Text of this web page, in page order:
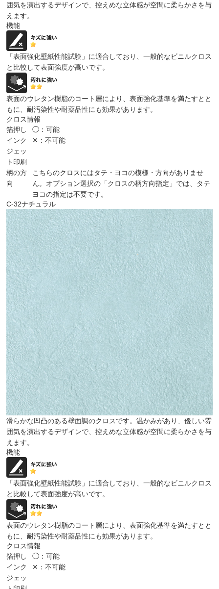
囲気を演出するデザインで、控えめな立体感が空間に柔らかさを与
えます。
機能
「表面強化壁紙性能試験」に適合しており、一般的なビニルクロス
と比較して表面強度が高いです。
表面のウレタン樹脂のコート層により、表面強化基準を満たすとと
もに、耐汚染性や耐薬品性にも効果があります。
クロス情報
箔押し
◯：可能
インク
ジェッ
ト印刷
✕：不可能
柄の方
向
こちらのクロスにはタテ・ヨコの模様・方向がありませ
ん。オプション選択の「クロスの柄方向指定」では、タテ
ヨコの指定は不要です。
C-32ナチュラル
滑らかな凹凸のある壁面調のクロスです。温かみがあり、優しい雰
囲気を演出するデザインで、控えめな立体感が空間に柔らかさを与
えます。
機能
「表面強化壁紙性能試験」に適合しており、一般的なビニルクロス
と比較して表面強度が高いです。
表面のウレタン樹脂のコート層により、表面強化基準を満たすとと
もに、耐汚染性や耐薬品性にも効果があります。
クロス情報
箔押し
◯：可能
インク
ジェッ
✕：不可能